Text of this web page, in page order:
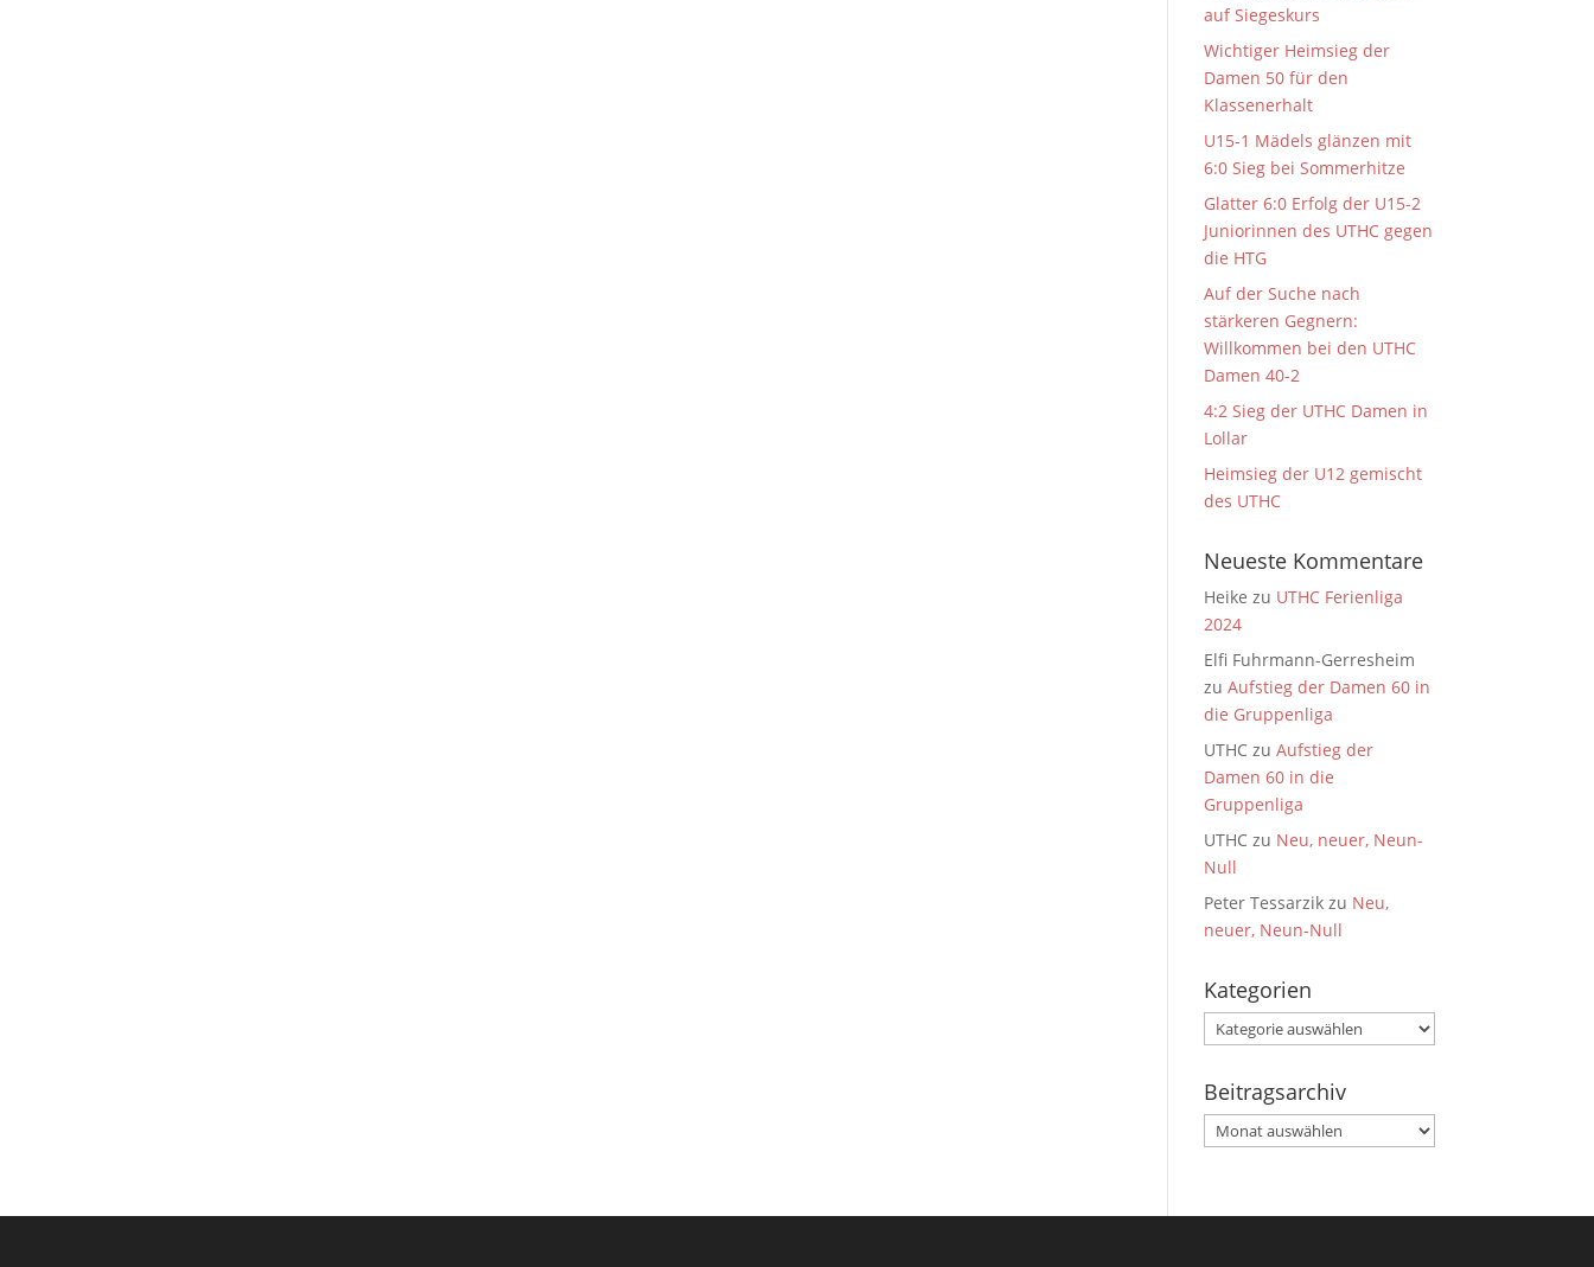
auf Siegeskurs
Wichtiger Heimsieg der
Damen 50 für den
Klassenerhalt
U15-1 Mädels glänzen mit
6:0 Sieg bei Sommerhitze
Glatter 6:0 Erfolg der U15-2
Juniorinnen des UTHC gegen
die HTG
Auf der Suche nach
stärkeren Gegnern:
Willkommen bei den UTHC
Damen 40-2
4:2 Sieg der UTHC Damen in
Lollar
Heimsieg der U12 gemischt
des UTHC
Neueste Kommentare
Heike zu UTHC Ferienliga
2024
Elfi Fuhrmann-Gerresheim
zuAufstieg der Damen 60 in
die Gruppenliga
UTHC zuAufstieg der
Damen 60 in die
Gruppenliga
UTHC zu Neu, neuer, Neun-
Null
Peter Tessarzik zu Neu,
neuer, Neun-Null
Kategorien
Kategorien
Beitragsarchiv
Beitragsarchiv